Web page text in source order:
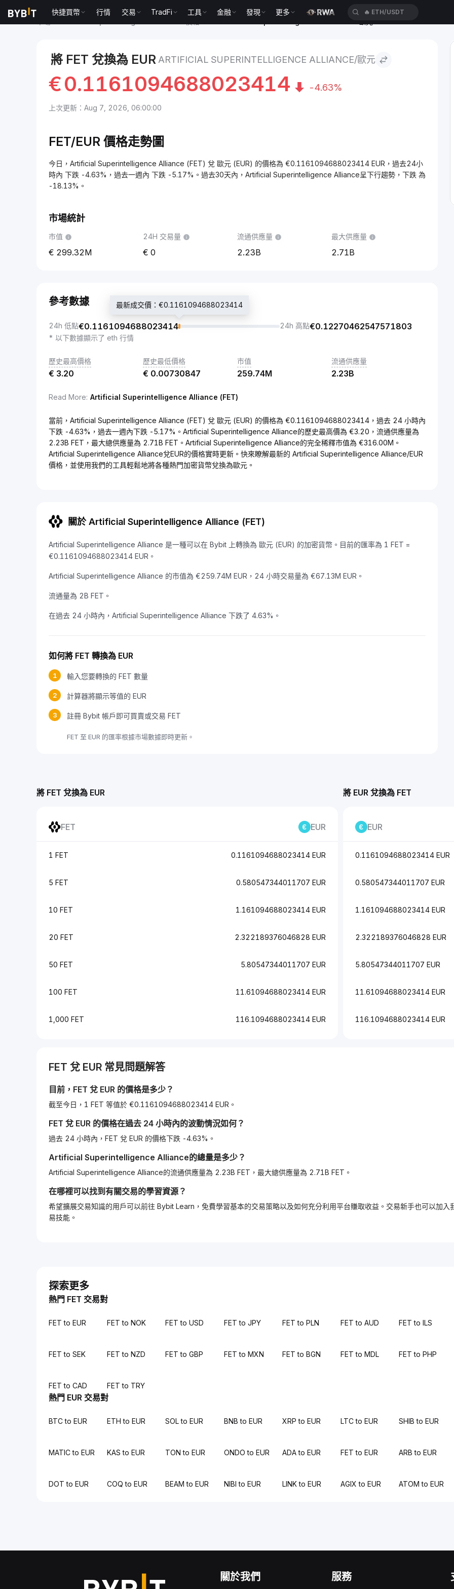
快捷買幣 行情 交易 TradFi 工具 金融 發現 更多 🔥 ETH/USDT
將 FET 兌換為 EUR ARTIFICIAL SUPERINTELLIGENCE ALLIANCE/歐元
€0.1161094688023414 -4.63%
上次更新：Aug 7, 2026, 06:00:00
FET/EUR 價格走勢圖
今日，Artificial Superintelligence Alliance (FET) 兌 歐元 (EUR) 的價格為 €0.1161094688023414 EUR，過去24小
時內 下跌 -4.63%，過去一週內 下跌 -5.17%。過去30天內，Artificial Superintelligence Alliance呈下行趨勢，下跌 為
-18.13%。
市場統計
市值
299.32M
24H 交易量
0
流通供應量
2.23B
最大供應量
2.71B
參考數據
24h 低點€0.1161094688023414
最新成交價：€0.1161094688023414
24h 高點€0.12270462547571803
* 以下數據顯示了 eth 行情
歷史最高價格
€ 3.20
歷史最低價格
€ 0.00730847
市值
259.74M
流通供應量
2.23B
Read More: Artificial Superintelligence Alliance (FET)
當前，Artificial Superintelligence Alliance (FET) 兌 歐元 (EUR) 的價格為 €0.1161094688023414，過去 24 小時內
下跌 -4.63%，過去一週內下跌 -5.17%。Artificial Superintelligence Alliance的歷史最高價為 €3.20，流通供應量為
2.23B FET，最大總供應量為 2.71B FET。Artificial Superintelligence Alliance的完全稀釋市值為 €316.00M。
Artificial Superintelligence Alliance兌EUR的價格實時更新。快來瞭解最新的 Artificial Superintelligence Alliance/EUR
價格，並使用我們的工具輕鬆地將各種熱門加密貨幣兌換為歐元。
關於 Artificial Superintelligence Alliance (FET)
Artificial Superintelligence Alliance 是一種可以在 Bybit 上轉換為 歐元 (EUR) 的加密貨幣。目前的匯率為 1 FET =
€0.1161094688023414 EUR。
Artificial Superintelligence Alliance 的市值為 €259.74M EUR，24 小時交易量為 €67.13M EUR。
流通量為 2B FET。
在過去 24 小時內，Artificial Superintelligence Alliance 下跌了 4.63%。
如何將 FET 轉換為 EUR
1 輸入您要轉換的 FET 數量
2 計算器將顯示等值的 EUR
3 註冊 Bybit 帳戶即可買賣或交易 FET
FET 至 EUR 的匯率根據市場數據即時更新。
將 FET 兌換為 EUR
FET EUR
1 FET 0.1161094688023414 EUR
5 FET 0.580547344011707 EUR
10 FET 1.161094688023414 EUR
20 FET 2.322189376046828 EUR
50 FET 5.80547344011707 EUR
100 FET 11.61094688023414 EUR
1,000 FET 116.1094688023414 EUR
將 EUR 兌換為 FET
EUR
0.1161094688023414 EUR
0.580547344011707 EUR
1.161094688023414 EUR
2.322189376046828 EUR
5.80547344011707 EUR
11.61094688023414 EUR
116.1094688023414 EUR
FET 兌 EUR 常見問題解答
目前， FET 兌 EUR 的價格是多少？
截至今日，1 FET 等值於 €0.1161094688023414 EUR。
FET 兌 EUR 的價格在過去 24 小時內的波動情況如何？
過去 24 小時內，FET 兌 EUR 的價格下跌 -4.63%。
Artificial Superintelligence Alliance的總量是多少？
Artificial Superintelligence Alliance的流通供應量為 2.23B FET，最大總供應量為 2.71B FET。
在哪裡可以找到有關交易的學習資源？
希望擴展交易知識的用戶可以前往 Bybit Learn，免費學習基本的交易策略以及如何充分利用平台賺取收益。交易新手也可以加
易技能。
探索更多
熱門 FET 交易對
FET to EUR FET to NOK FET to USD FET to JPY FET to PLN FET to AUD FET to ILS
FET to SEK FET to NZD FET to GBP FET to MXN FET to BGN FET to MDL FET to PHP
FET to CAD FET to TRY
熱門 EUR 交易對
BTC to EUR ETH to EUR SOL to EUR BNB to EUR XRP to EUR LTC to EUR SHIB to EUR
MATIC to EUR KAS to EUR TON to EUR ONDO to EUR ADA to EUR FET to EUR ARB to EUR
DOT to EUR COQ to EUR BEAM to EUR NIBI to EUR LINK to EUR AGIX to EUR ATOM to EUR
關於我們 服務